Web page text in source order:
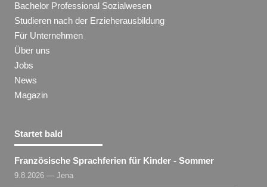
Bachelor Professional Sozialwesen
Studieren nach der Erzieherausbildung
Für Unternehmen
Über uns
Jobs
News
Magazin
Startet bald
Französische Sprachferien für Kinder - Sommer
9.8.2026 — Jena